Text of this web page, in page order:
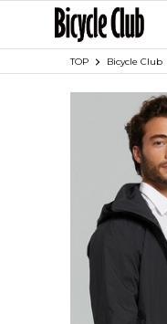
TOP Bicycle Club